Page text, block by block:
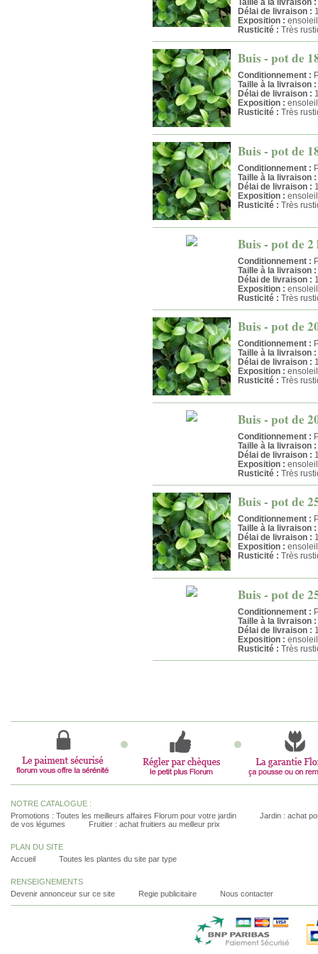
Délai de livraison :
Exposition :
Rusticité : Très
Buis - pot de
Conditionnement :
Taille à la livraison :
Délai de livraison :
Exposition :
Rusticité : Très
Buis - pot de
Conditionnement :
Taille à la livraison :
Délai de livraison :
Exposition :
Rusticité : Très
Buis - pot de
Conditionnement :
Taille à la livraison :
Délai de livraison :
Exposition :
Rusticité : Très
Buis - pot de
Conditionnement :
Taille à la livraison :
Délai de livraison :
Exposition :
Rusticité : Très
Buis - pot de
Conditionnement :
Taille à la livraison :
Délai de livraison :
Exposition :
Rusticité : Très
Buis - pot de
Conditionnement :
Taille à la livraison :
Délai de livraison :
Exposition :
Rusticité : Très
Buis - pot de
Conditionnement :
Taille à la livraison :
Délai de livraison :
Exposition :
Rusticité : Très
NOTRE CATALOGUE :
Promotions : Toutes les meilleurs affaires Florum pour votre jardin
Jardin : achat
de vos légumes
Fruitier : achat fruitiers au meilleur prix
PLAN DU SITE
Accueil
Toutes les plantes du site par type
RENSEIGNEMENTS
Devenir annonceur sur ce site
Regie publicitaire Nous contacter